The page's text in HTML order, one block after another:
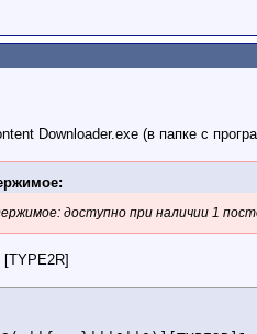
Downloader.exe (в папке с
доступно при наличии 1
[TYPE2R]